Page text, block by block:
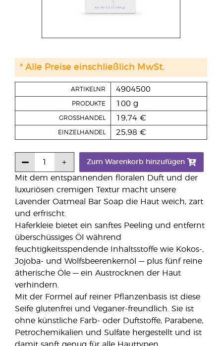
Mit dem entspannenden floralen Duft und der
luxuriösen cremigen Textur macht unsere
Lavender Oatmeal Bar Soap die Haut weich, zart
und erfrischt.
Haferkleie bietet ein sanftes Peeling und entfernt
überschüssiges Öl während
feuchtigkeitsspendende Inhaltsstoffe wie Kokos-,
Jojoba- und Wolfsbeerenkernöl — plus fünf reine
ätherische Öle — ein Austrocknen der Haut
verhindern.
Mit der Formel auf reiner Pflanzenbasis ist diese
Seife glutenfrei und Veganer-freundlich. Sie ist
ohne künstliche Farb- oder Duftstoffe, Parabene,
Petrochemikalien und Sulfate hergestellt und ist
ARTIKELNR 4904500
PRODUKTE 100 g
GROSSHANDEL 19,74 €
EINZELHANDEL 25,98 €
Zum Warenkorb hinzufügen
* Alle Preise einschließlich MwSt.